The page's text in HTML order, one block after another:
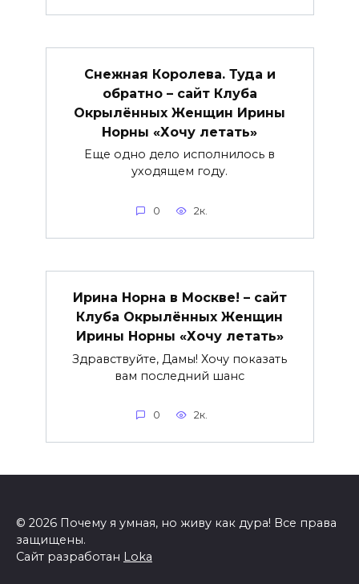
Снежная Королева. Туда и
обратно – сайт Клуба
Окрылённых Женщин Ирины
Норны «Хочу летать»
Еще одно дело исполнилось в
уходящем году.
0 2к.
Ирина Норна в Москве! – сайт
Клуба Окрылённых Женщин
Ирины Норны «Хочу летать»
Здравствуйте, Дамы! Хочу показать
вам последний шанс
0 2к.
© 2026 Почему я умная, но живу как дура! Все права
защищены.
Сайт разработан Loka